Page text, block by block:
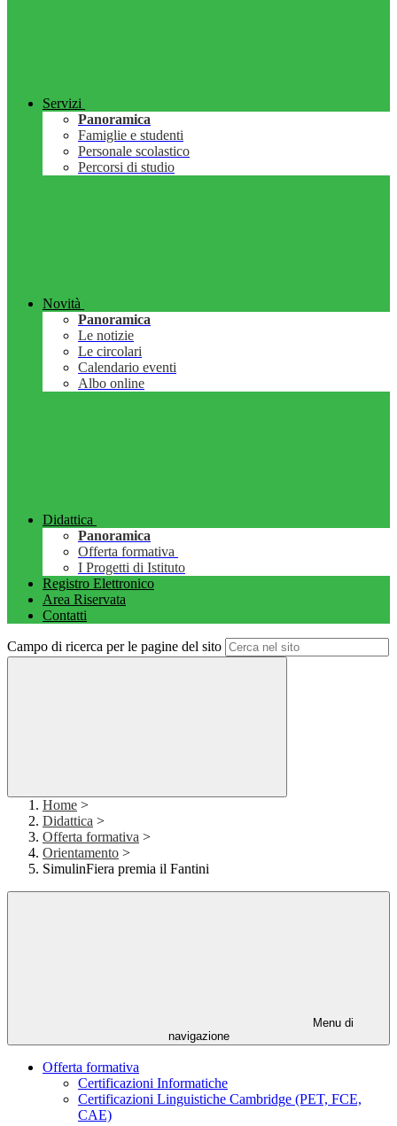
Servizi
Panoramica
Famiglie e studenti
Personale scolastico
Percorsi di studio
Novità
Panoramica
Le notizie
Le circolari
Calendario eventi
Albo online
Didattica
Panoramica
Offerta formativa
I Progetti di Istituto
Registro Elettronico
Area Riservata
Contatti
Campo di ricerca per le pagine del sito
Home >
Didattica >
Offerta formativa >
Orientamento >
SimulinFiera premia il Fantini
Menu di
navigazione
Offerta formativa
Certificazioni Informatiche
Certificazioni Linguistiche Cambridge (PET, FCE,
CAE)